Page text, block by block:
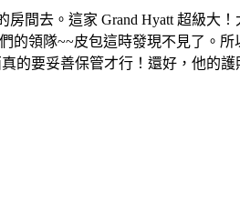
間去。這家 Grand Hyatt 超級大
領隊~~皮包這時發現不見了。
的要妥善保管才行！還好，他的